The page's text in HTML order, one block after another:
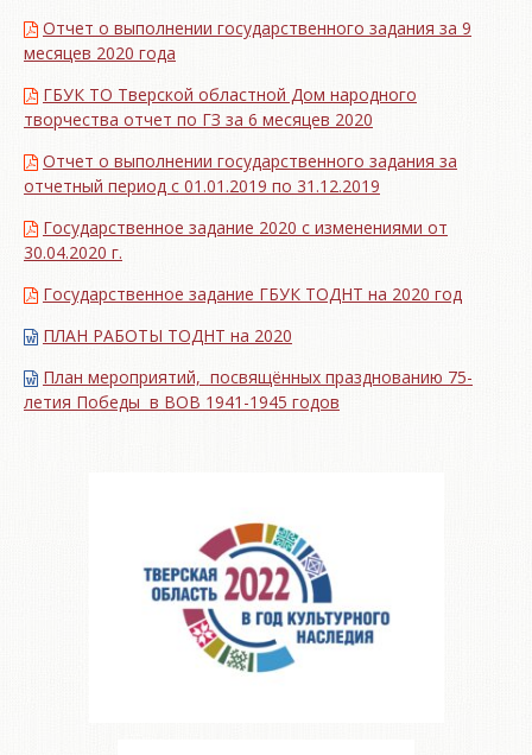
Отчет о выполнении государственного задания за 9
месяцев 2020 года
ГБУК ТО Тверской областной Дом народного
творчества отчет по ГЗ за 6 месяцев 2020
Отчет о выполнении государственного задания за
отчетный период с 01.01.2019 по 31.12.2019
Государственное задание 2020 с изменениями от
30.04.2020 г.
Государственное задание ГБУК ТОДНТ на 2020 год
ПЛАН РАБОТЫ ТОДНТ на 2020
План мероприятий, посвящённых празднованию 75-
летия Победы в ВОВ 1941-1945 годов